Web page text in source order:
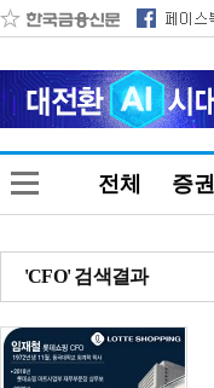
전체 증권
'CFO' 검색결과